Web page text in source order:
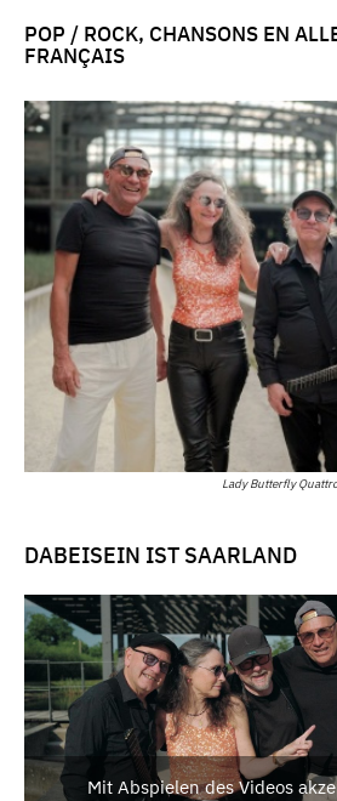
POP / ROCK, CHANSONS EN
FRANÇAIS
Lady Butterfly
DABEISEIN IST SAARLAND
Mit Abspielen des Videos